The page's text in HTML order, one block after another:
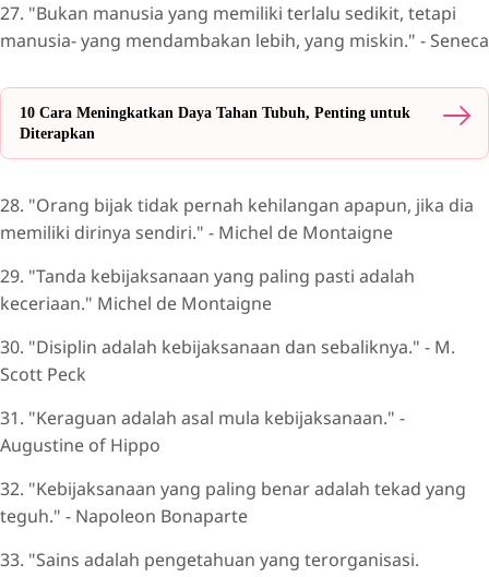
27. "Bukan manusia yang memiliki terlalu sedikit, tetapi
manusia- yang mendambakan lebih, yang miskin." - Seneca
10 Cara Meningkatkan Daya Tahan Tubuh, Penting untuk
Diterapkan
28. "Orang bijak tidak pernah kehilangan apapun, jika dia
memiliki dirinya sendiri." - Michel de Montaigne
29. "Tanda kebijaksanaan yang paling pasti adalah
keceriaan." Michel de Montaigne
30. "Disiplin adalah kebijaksanaan dan sebaliknya." - M.
Scott Peck
31. "Keraguan adalah asal mula kebijaksanaan." -
Augustine of Hippo
32. "Kebijaksanaan yang paling benar adalah tekad yang
teguh." - Napoleon Bonaparte
33. "Sains adalah pengetahuan yang terorganisasi.